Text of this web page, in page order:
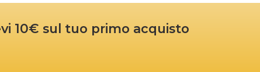
10€ sul tuo primo acquisto